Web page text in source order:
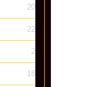
20
22
2
18